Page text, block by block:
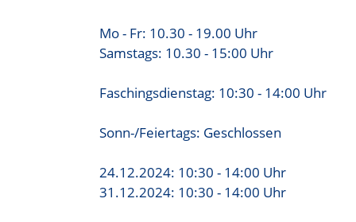
Mo - Fr: 10.30 - 19.00 Uhr
Samstags: 10.30 - 15:00 Uhr
Faschingsdienstag: 10:30 - 14:00 Uhr
Sonn-/Feiertags: Geschlossen
24.12.2024: 10:30 - 14:00 Uhr
31.12.2024: 10:30 - 14:00 Uhr